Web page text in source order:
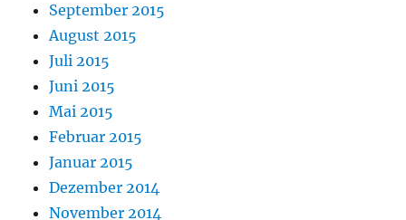
September 2015
August 2015
Juli 2015
Juni 2015
Mai 2015
Februar 2015
Januar 2015
Dezember 2014
November 2014